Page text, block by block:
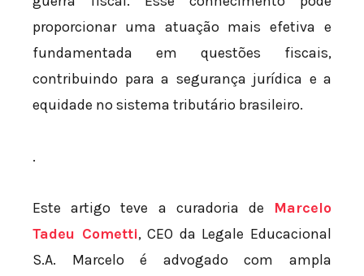
proporcionar uma atuação mais efetiva e
fundamentada em questões fiscais,
contribuindo para a segurança jurídica e a
equidade no sistema tributário brasileiro.
.
Este artigo teve a curadoria de Marcelo
Tadeu Cometti, CEO da Legale Educacional
S.A. Marcelo é advogado com ampla